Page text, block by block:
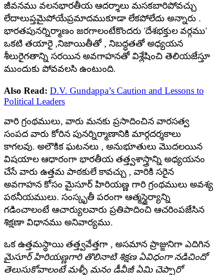
జీవనము వలనభారతీయ ఆదర్శాలు మసకబారిపోవచ్చు
లేదాలుప్తమైపోయేప్రమాదముకూడా లేకపోలేదు అన్నారు .
భారతపునర్నిర్మాణం జరగాలంటేకొందరు 'దేశభక్తుల వర్గము'
ఒకటి తయారై ,నిజాయితీతో , నిబద్ధతతో అధ్యయన
శీలురైగతాన్ని సరయిన అవగాహనతో విశ్లేషించి తెలియజేస్తూ
ముందుకు పోవవలసి ఉంటుంది.
Also Read: D.V. Gundappa’s Caution and Lessons to
Political Leaders
వారి గ్రంథములు, వారు మనకు ప్రసాదించిన వారసత్వ
సంపద వారు కోరిన పునర్నిర్మాణానికి మార్గదర్శకాలు
కాగలవు. అలౌకిక ఘటనలు , అనుభూతులు మొదలయిన
విషయాల ఆధారంగా భారతీయ తత్త్వశాస్త్రాన్ని అధ్యయనం
చేసే వారు ఉత్తమ పాఠకులే కావచ్చు , వారికి సరైన
అవగాహన కోసం మైసూర్ హిరియణ్ణ గారి గ్రంథములు అవశ్య
పఠనీయములు. సంస్కృతీ పరంగా ఆత్మస్థైర్యాన్ని
గడించాలంటే ఆచార్యులవారు ప్రతిపాదించి ఆచరింపజేసిన
శిక్షణా విధానము అనివార్యము.
ఒక ఉత్తమస్థాయి తత్త్వవేత్తగా , అసమాన ప్రాజ్ఙునిగా ఎదిగిన
మైసూర్ హిరియణ్ణగారి తొలినాటి శిక్షణ ఏవిధంగా నడిచిందో
తెలుసుకోవాలంటే మళ్ళీ మనం డీవీజీ ఏమి చెప్పారో